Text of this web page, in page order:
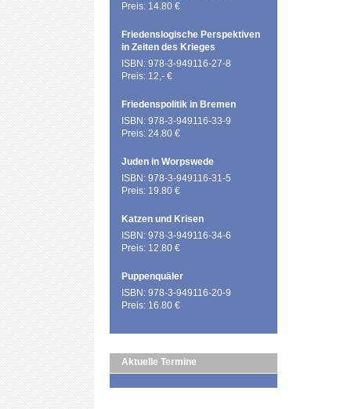
Preis: 14.80 €
Friedenslogische Perspektiven
in Zeiten des Krieges
ISBN: 978-3-949116-27-8
Preis: 12,- €
Friedenspolitik in Bremen
ISBN: 978-3-949116-33-9
Preis: 24.80 €
Juden in Worpswede
ISBN: 978-3-949116-31-5
Preis: 19.80 €
Katzen und Krisen
ISBN: 978-3-949116-34-6
Preis: 12.80 €
Puppenquäler
ISBN: 978-3-949116-20-9
Preis: 16.80 €
Aktuelle Termine